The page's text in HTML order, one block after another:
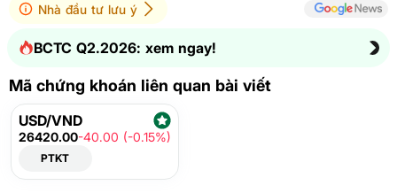
Nhà đầu tư lưu ý
BCTC Q2.2026: xem ngay!
Mã chứng khoán liên quan bài viết
USD/VND
26420.00-40.00 (-0.15%)
PTKT